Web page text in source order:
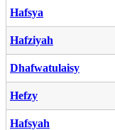
Hafsya
Hafziyah
Dhafwatulaisy
Hefzy
Hafsyah